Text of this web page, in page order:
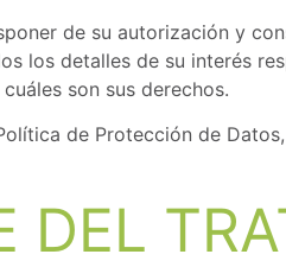
de su autorización y
los detalles de su interés
son sus derechos.
de Protección de
DEL